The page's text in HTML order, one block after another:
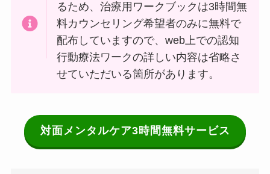
るため、治療用ワークブックは3時間無
料カウンセリング希望者のみに無料で
配布していますので、web上での認知
行動療法ワークの詳しい内容は省略さ
せていただいる箇所があります。
対面メンタルケア3時間無料サービス